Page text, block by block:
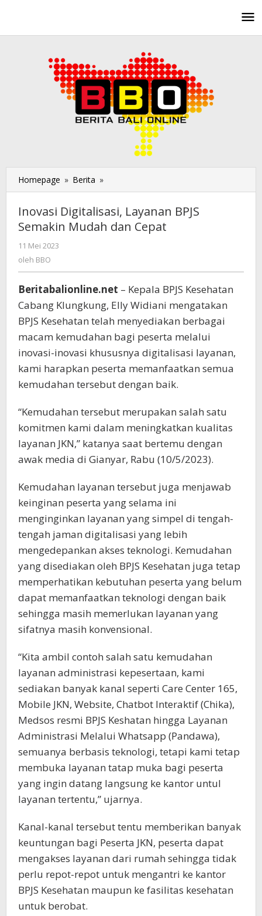
Homepage » Berita »
Digitalisasi,
BPJS
Semakin
Inovasi Digitalisasi, Layanan BPJS
Semakin Mudah dan Cepat
11 Mei 2023
oleh BBO
Beritabalionline.net – Kepala BPJS Kesehatan
Cabang Klungkung, Elly Widiani mengatakan
BPJS Kesehatan telah menyediakan berbagai
macam kemudahan bagi peserta melalui
inovasi-inovasi khususnya digitalisasi layanan,
kami harapkan peserta memanfaatkan semua
kemudahan tersebut dengan baik.
“Kemudahan tersebut merupakan salah satu
komitmen kami dalam meningkatkan kualitas
layanan JKN,” katanya saat bertemu dengan
awak media di Gianyar, Rabu (10/5/2023).
Kemudahan layanan tersebut juga menjawab
keinginan peserta yang selama ini
menginginkan layanan yang simpel di tengah-
tengah jaman digitalisasi yang lebih
mengedepankan akses teknologi. Kemudahan
yang disediakan oleh BPJS Kesehatan juga tetap
memperhatikan kebutuhan peserta yang belum
dapat memanfaatkan teknologi dengan baik
sehingga masih memerlukan layanan yang
sifatnya masih konvensional.
“Kita ambil contoh salah satu kemudahan
layanan administrasi kepesertaan, kami
sediakan banyak kanal seperti Care Center 165,
Mobile JKN, Website, Chatbot Interaktif (Chika),
Medsos resmi BPJS Keshatan hingga Layanan
Administrasi Melalui Whatsapp (Pandawa),
semuanya berbasis teknologi, tetapi kami tetap
membuka layanan tatap muka bagi peserta
yang ingin datang langsung ke kantor untul
layanan tertentu,” ujarnya.
Kanal-kanal tersebut tentu memberikan banyak
keuntungan bagi Peserta JKN, peserta dapat
mengakses layanan dari rumah sehingga tidak
perlu repot-repot untuk mengantri ke kantor
BPJS Kesehatan maupun ke fasilitas kesehatan
untuk berobat.